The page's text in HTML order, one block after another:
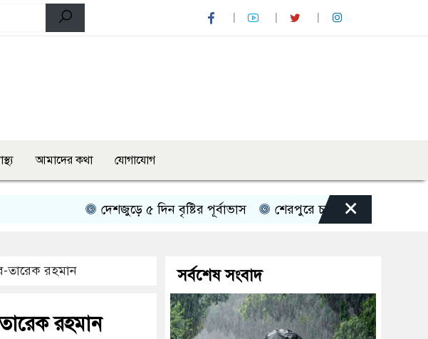
আমাদের কথা যোগাযোগ
দেশজুড়ে ৫ দিন বৃষ্টির পূর্বাভাস শেরপুরে চায়না দুয়ারী জালে ধ্বংস হচ্ছে
×
তারেক রহমান
রহমান
সর্বশেষ সংবাদ